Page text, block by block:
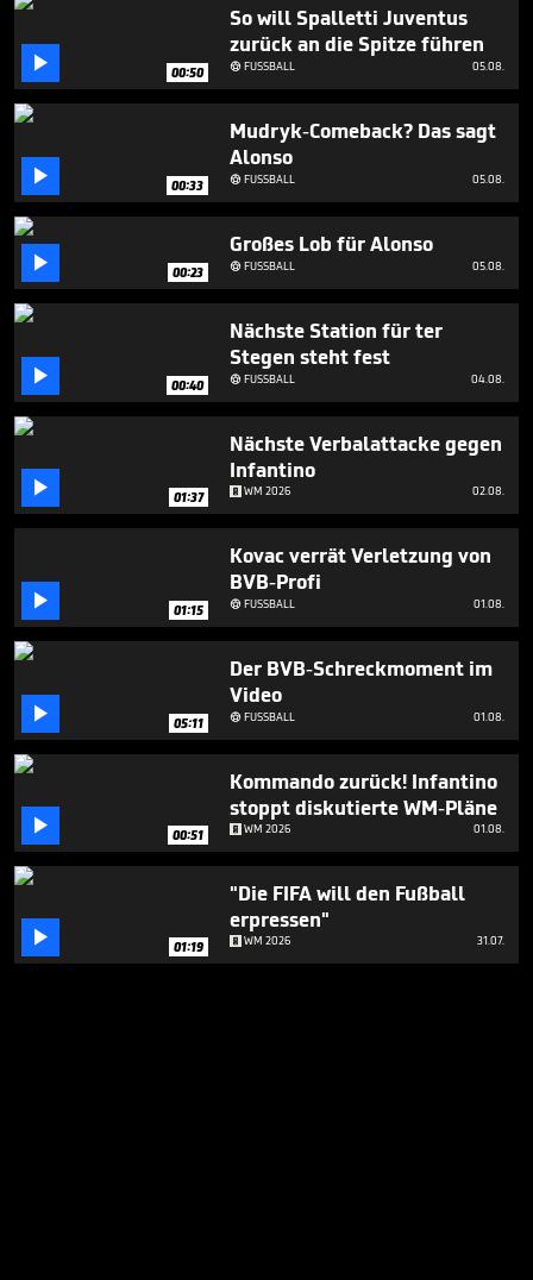
3
27
seconds
 00:50
So will Spalletti Juventus
zurück an die Spitze führen
FUSSBALL 05.08.
 00:33
Mudryk-Comeback? Das sagt
Alonso
FUSSBALL 05.08.
 00:23
Großes Lob für Alonso
FUSSBALL 05.08.
 00:40
Nächste Station für ter
Stegen steht fest
FUSSBALL 04.08.
 01:37
Nächste Verbalattacke gegen
Infantino
WM 2026 02.08.
 01:15
Kovac verrät Verletzung von
BVB-Profi
FUSSBALL 01.08.
 05:11
Der BVB-Schreckmoment im
Video
FUSSBALL 01.08.
 00:51
Kommando zurück! Infantino
stoppt diskutierte WM-Pläne
WM 2026 01.08.
 01:19
"Die FIFA will den Fußball
erpressen"
WM 2026 31.07.